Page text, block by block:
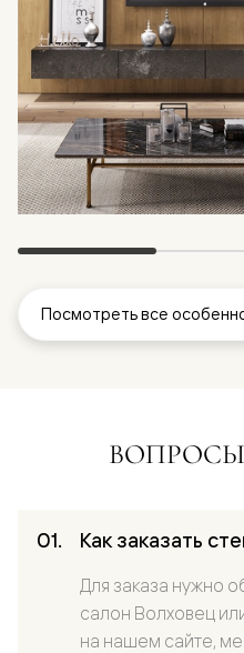
Посмотреть все
Как заказать
Для заказа нужно
салон Волховец
на нашем сайте,